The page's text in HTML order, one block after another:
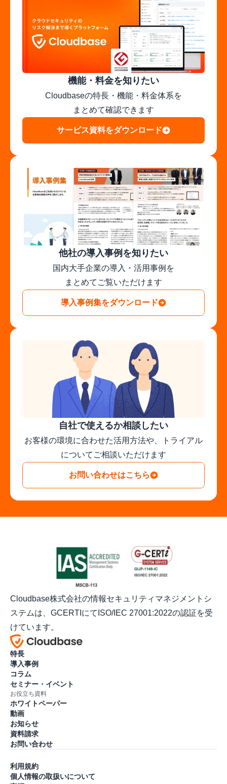
機能・料金を知りたい
Cloudbaseの特長・機能・料金体系を
まとめて確認できます
サービス資料をダウンロード
他社の導入事例を知りたい
国内大手企業の導入・活用事例を
まとめてご覧いただけます
導入事例集をダウンロード
自社で使えるか相談したい
お客様の環境に合わせた活用方法や、トライアル
についてご相談いただけます
お問い合わせはこちら
Cloudbase株式会社の情報セキュリティマネジメントシ
ステムは、GCERTIにてISO/IEC 27001:2022の認証を受
けています。
特長
導入事例
コラム
セミナー・イベント
お役立ち資料
ホワイトペーパー
動画
お知らせ
資料請求
お問い合わせ
利用規約
個人情報の取扱いについて